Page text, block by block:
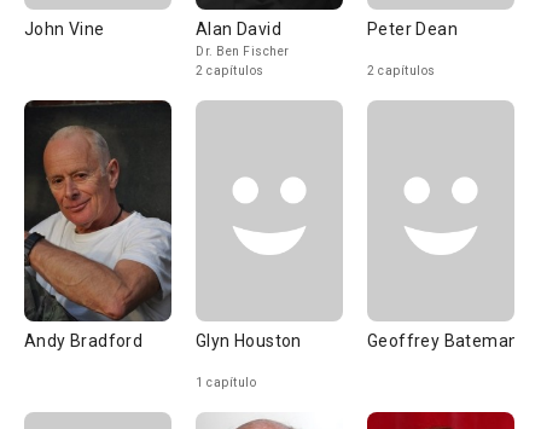
John Vine Alan David
Dr. Ben Fischer
2 capítulos
Peter Dean
2 capítulos
Andy Bradford Glyn Houston
1 capítulo
Geoffrey Bateman